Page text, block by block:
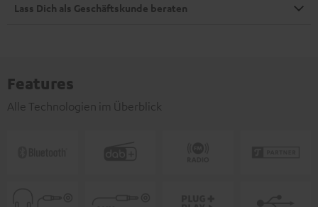
Lass Dich als Geschäftskunde beraten
Features
Alle Technologien im Überblick